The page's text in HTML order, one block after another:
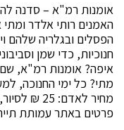
אומנות רמ"א – סדנה
האמנים רותי אלדר ומתי
הפסלים ובגלריה שלהם
חנוכיות, כדי שמן
איפה? אומנות רמ"א, שם
מתי? כל ימי החנוכה,
מחיר לאדם: 25 ₪ לסיור, 95 ₪ לסדנה (מגיל 4 ומעלה)
פרטים באתר עמותת